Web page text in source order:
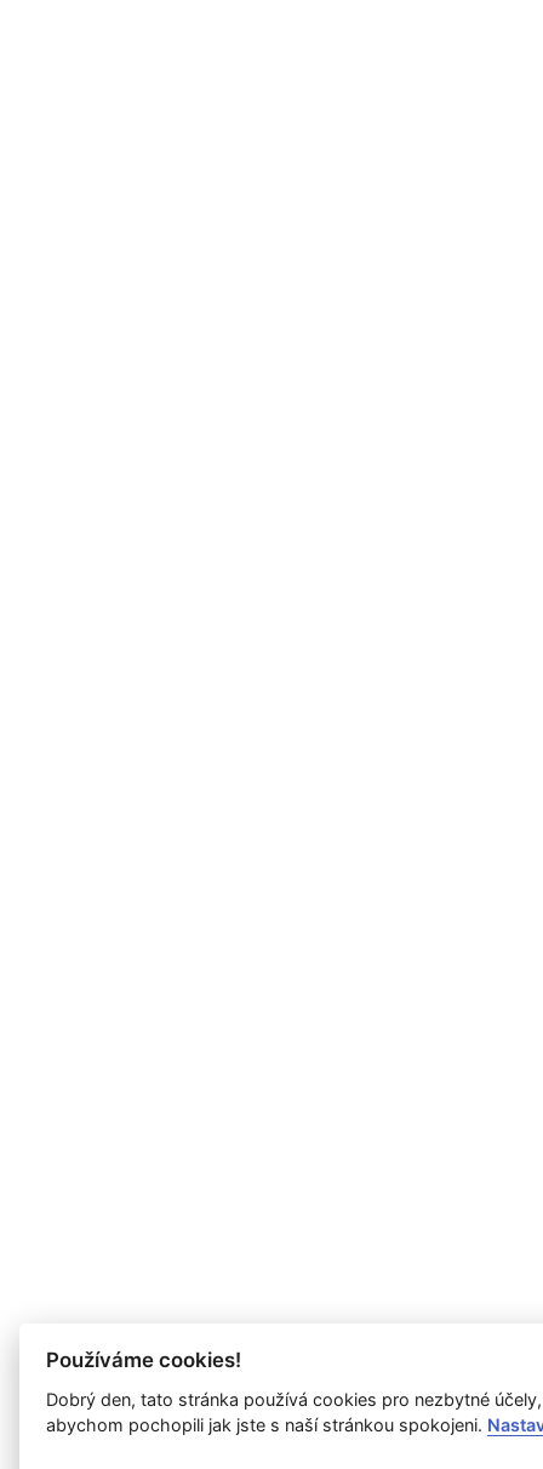
Používáme cookies!
Dobrý den, tato stránka používá cookies pro nezbytné
abychom pochopili jak jste s naší stránkou spokojeni.